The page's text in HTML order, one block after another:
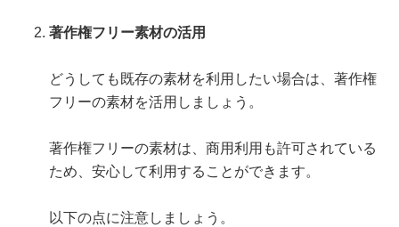
著作権フリー素材の活用
どうしても既存の素材を利用したい場合は、著作権
フリーの素材を活用しましょう。
著作権フリーの素材は、商用利用も許可されている
ため、安心して利用することができます。
以下の点に注意しましょう。